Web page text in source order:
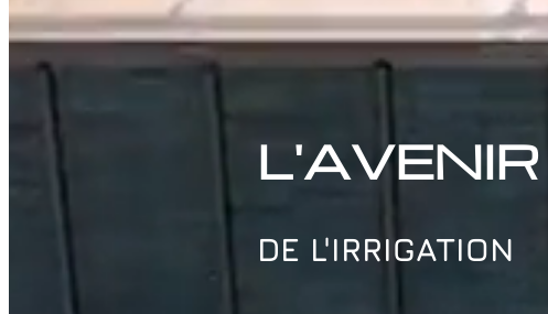
L'AVENIR
DE L'IRRIGATION